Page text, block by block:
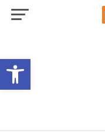
Open toolbar